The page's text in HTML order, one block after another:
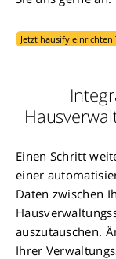
Jetzt hausify
Einen Schritt
einer
Daten zwischen
auszutauschen.
Ihrer